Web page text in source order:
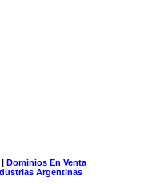
| Dominios En Venta
Argentinas